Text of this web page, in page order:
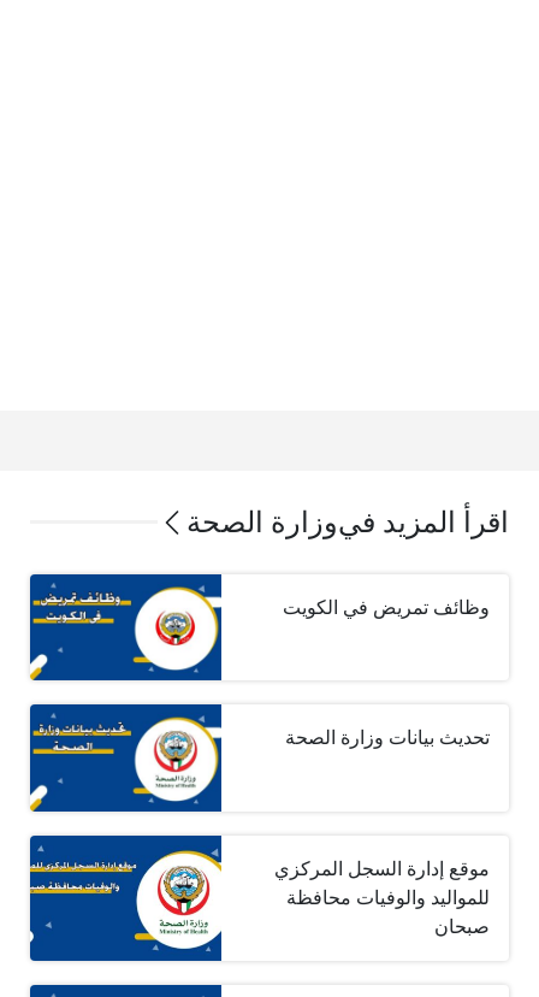
اقرأ المزيد فيوزارة الصحة
وظائف تمريض في الكويت
تحديث بيانات وزارة الصحة
موقع إدارة السجل المركزي
للمواليد والوفيات محافظة
صبحان